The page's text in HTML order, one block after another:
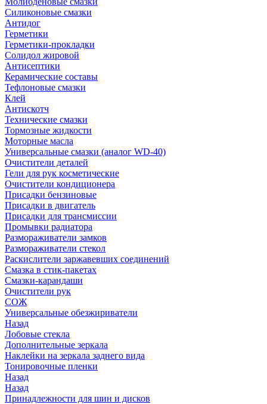
Силиконовые смазки
Антидог
Герметики
Герметики-прокладки
Солидол жировой
Антисептики
Керамические составы
Тефлоновые смазки
Клей
Антискотч
Технические смазки
Тормозные жидкости
Моторные масла
Универсальные смазки (аналог WD-40)
Очистители деталей
Гели для рук косметические
Очистители кондиционера
Присадки бензиновые
Присадки в двигатель
Присадки для трансмиссии
Промывки радиатора
Размораживатели замков
Размораживатели стекол
Раскислители заржавевших соединений
Смазка в стик-пакетах
Смазки-карандаши
Очистители рук
СОЖ
Универсальные обезжириватели
Назад
Лобовые стекла
Дополнительные зеркала
Наклейки на зеркала заднего вида
Тонировочные пленки
Назад
Назад
Принадлежности для шин и дисков